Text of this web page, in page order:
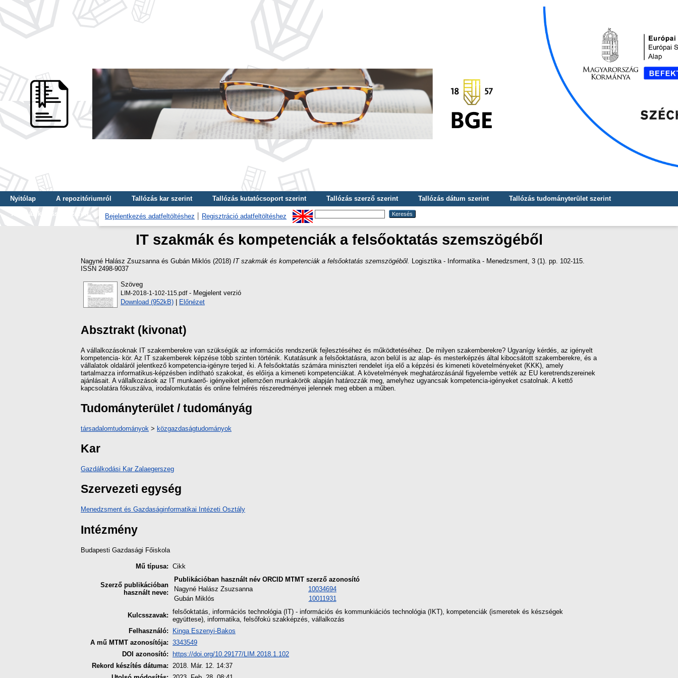
Nyitólap A repozitóriumról Tallózás kar szerint Tallózás kutatócsoport szerint Tallózás szerző szerint Tallózás dátum szerint
Tallózás tudományterület szerint
Tallózás kulcsszó szerint
Bejelentkezés adatfeltöltéshez Regisztráció adatfeltöltéshez
IT szakmák és kompetenciák a felsőoktatás szemszögéből
Nagyné Halász Zsuzsanna és Gubán Miklós (2018) IT szakmák és kompetenciák a felsőoktatás szemszögéből.
Logisztika - Informatika - Menedzsment, 3 (1). pp. 102-115.
ISSN 2498-9037
Szöveg
LIM-2018-1-102-115.pdf- Megjelent verzió
Download (952kB) | Előnézet
Absztrakt (kivonat)
A vállalkozásoknak IT szakemberekre van szükségük az információs rendszerük fejlesztéséhez és működtetéséhez. De milyen szakemberekre? Ugyanígy kérdés, az igényelt
kompetencia- kör. Az IT szakemberek képzése több szinten történik. Kutatásunk a felsőoktatásra, azon belül is az alap- és mesterképzés által kibocsátott szakemberekre, és a
vállalatok oldaláról jelentkező kompetencia-igényre terjed ki. A felsőoktatás számára miniszteri rendelet írja elő a képzési és kimeneti követelményeket (KKK), amely
tartalmazza informatikus-képzésben indítható szakokat, és előírja a kimeneti kompetenciákat. A követelmények meghatározásánál figyelembe vették az EU keretrendszereinek
ajánlásait. A vállalkozások az IT munkaerő- igényeiket jellemzően munkakörök alapján határozzák meg, amelyhez ugyancsak kompetencia-igényeket csatolnak. A kettő
kapcsolatára fókuszálva, irodalomkutatás és online felmérés részeredményei jelennek meg ebben a műben.
Tudományterület / tudományág
társadalomtudományok > közgazdaságtudományok
Kar
Gazdálkodási Kar Zalaegerszeg
Szervezeti egység
Menedzsment és Gazdaságinformatikai Intézeti Osztály
Intézmény
Budapesti Gazdasági Főiskola
Mű típusa: Cikk
Szerző publikációban
használt neve:
Publikációban használt név ORCID MTMT szerző azonosító
Nagyné Halász Zsuzsanna
10034694
Gubán Miklós
10011931
Kulcsszavak: felsőoktatás, információs technológia (IT) - információs és kommunkiációs technológia (IKT), kompetenciák (ismeretek és készségek
együttese), informatika, felsőfokú szakképzés, vállalkozás
Felhasználó:
Kinga Eszenyi-Bakos
A mű MTMT azonosítója: 3343549
DOI azonosító:
https://doi.org/10.29177/LIM.2018.1.102
Rekord készítés dátuma: 2018. Már. 12. 14:37